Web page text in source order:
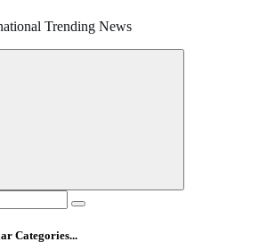
Trending News
Categories...